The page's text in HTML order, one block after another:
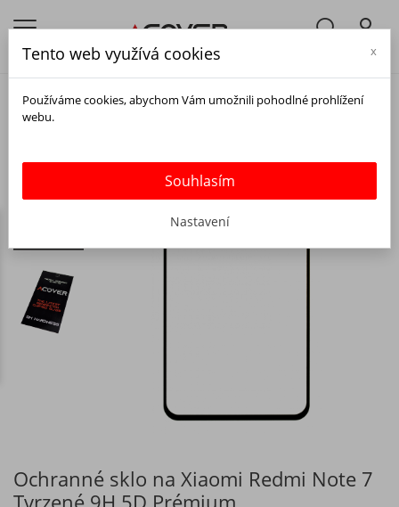
Ochranné sklo na Xiaomi Redmi Note 7
Tento web využívá cookies x
Používáme cookies, abychom Vám umožnili pohodlné prohlížení
webu.
Souhlasím
Nastavení